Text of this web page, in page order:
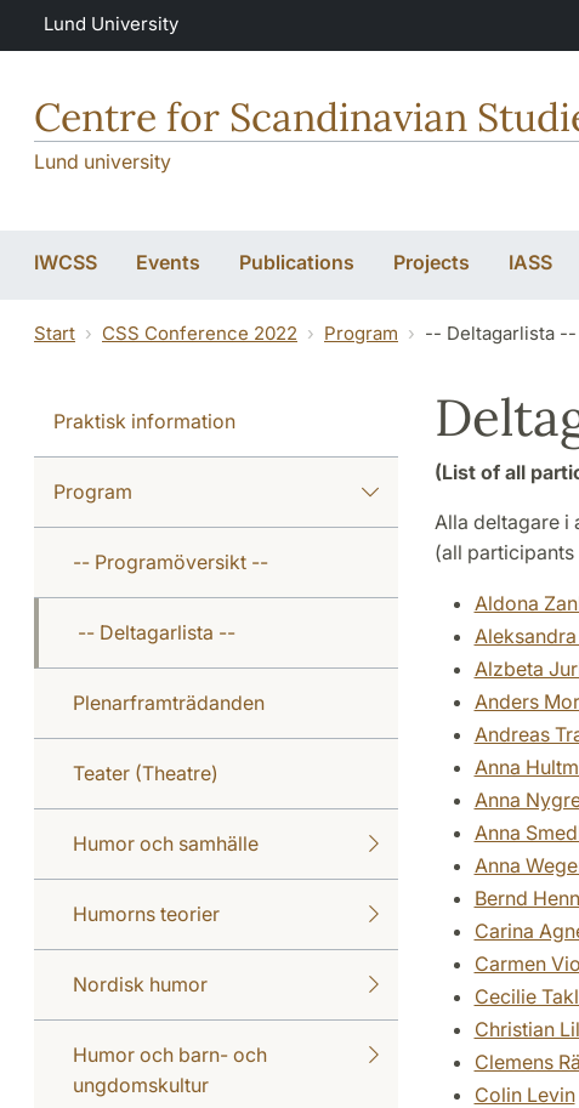
Skip to main content
Lund University
Centre for Scandinavian
Lund university
IWCSS Events Publications Projects IASS
Start CSS Conference 2022 Program -- Deltagarlista --
Praktisk information
Program
-- Programöversikt --
-- Deltagarlista --
Plenarframträdanden
Teater (Theatre)
Humor och samhälle
Humorns teorier
Nordisk humor
Humor och barn- och
ungdomskultur
(List of all
Alla deltagare i
(all
Aldona
Alzbeta
Anders
Andreas
Anna
Anna
Anna
Anna
Bernd
Carina
Carmen
Cecilie
Christian
Clemens
Colin Levin